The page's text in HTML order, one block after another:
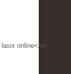
lasix online</a>